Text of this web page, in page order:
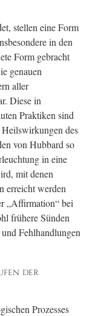
stellen eine Form
in den
Form gebracht
genauen
aller
Diese in
Praktiken sind
des
von Hubbard so
in eine
mit denen
erreicht werden
„Affirmation“ bei
frühere Sünden
Fehlhandlungen
der
Prozesses